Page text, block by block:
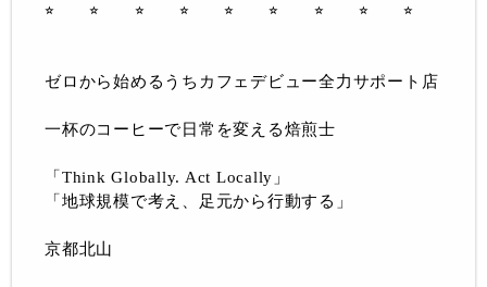
⭐︎ ⭐︎ ⭐︎ ⭐︎ ⭐︎ ⭐︎ ⭐︎ ⭐︎ ⭐︎
ゼロから始めるうちカフェデビュー全力サポート店
一杯のコーヒーで日常を変える焙煎士
「Think Globally. Act Locally」
「地球規模で考え、足元から行動する」
京都北山